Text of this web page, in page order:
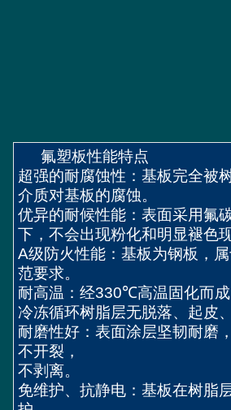
氟塑板性能特点
超强的耐腐蚀性：基板完全被
介质对基板的腐蚀。
优异的耐候性能：表面采用氟
下，不会出现粉化和明显褪色现
A级防火性能：基板为钢板，
范要求。
耐高温：经330℃高温固化而
冷冻循环树脂层无脱落、起皮
耐磨性好：表面涂层坚韧耐磨
不开裂，
不剥离。
免维护、抗静电：基板在树脂